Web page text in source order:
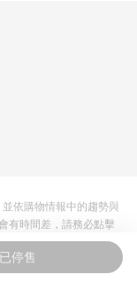
停售
依購物情報中的趨勢與
有時間差，請務必點擊
資訊以合作廠商網頁為